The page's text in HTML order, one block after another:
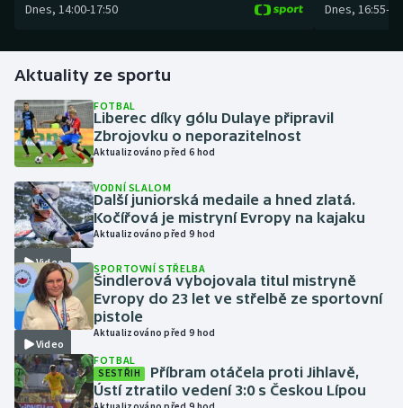
Futsal
Golf
Gymnastika
Házená
Jezdectví
Judo
Krasobruslení
Lezení
Lyže a snowboard
Moderní pětiboj
Dnes, 14:00-17:50 Dnes, 16:55-
Aktuality ze sportu
FOTBAL
Liberec díky gólu Dulaye připravil
Zbrojovku o neporazitelnost
Aktualizováno před 6 hod
Video
VODNÍ SLALOM
Další juniorská medaile a hned zlatá.
Kočířová je mistryní Evropy na kajaku
Aktualizováno před 9 hod
Video
SPORTOVNÍ STŘELBA
Šindlerová vybojovala titul mistryně
Evropy do 23 let ve střelbě ze sportovní
pistole
Aktualizováno před 9 hod
FOTBAL
SESTŘIH
Příbram otáčela proti Jihlavě,
Ústí ztratilo vedení 3:0 s Českou Lípou